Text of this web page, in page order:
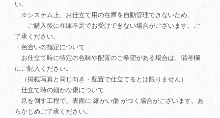
い。
※システム上、お仕立て用の在庫を自動管理できないため、
ご購入後に在庫不足でお受けできない場合がございます。ご
了承ください。
・色合いの指定について
お仕立て時に特定の色味や配置のご希望がある場合は、備考欄
にご記入ください。
（掲載写真と同じ向き・配置で仕立てるとは限りません）
・仕立て時の細かな傷について
爪を倒す工程で、表面に 細かい傷 がつく場合がございます。あ
らかじめご了承ください。